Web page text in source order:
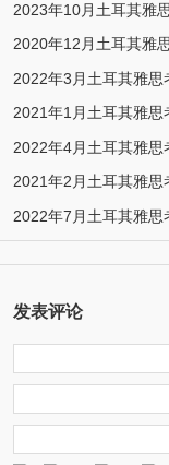
2023年10月土耳其雅
2020年12月土耳其雅
2022年3月土耳其雅思
2021年1月土耳其雅思
2022年4月土耳其雅思
2021年2月土耳其雅思
2022年7月土耳其雅思
发表评论